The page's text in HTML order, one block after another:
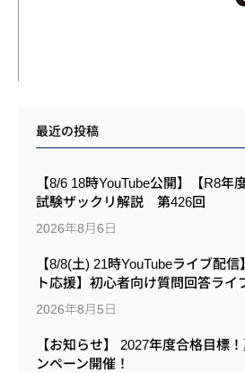
最近の投稿
【8/6 18時YouTube公開】【R8年
試験ザックリ解説 第426回
2026年8月6日
【8/8(土) 21時YouTubeライブ配
ト応援】初心者向け質問回答ラ
2026年8月5日
【お知らせ】 2027年度合格目標
ンペーン開催！